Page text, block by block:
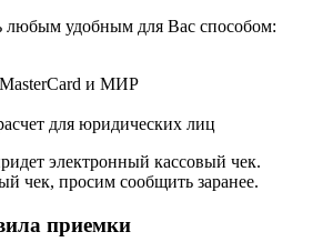
любым удобным для Вас способом:
и МИР
для юридических лиц
электронный кассовый чек.
чек, просим сообщить заранее.
приемки